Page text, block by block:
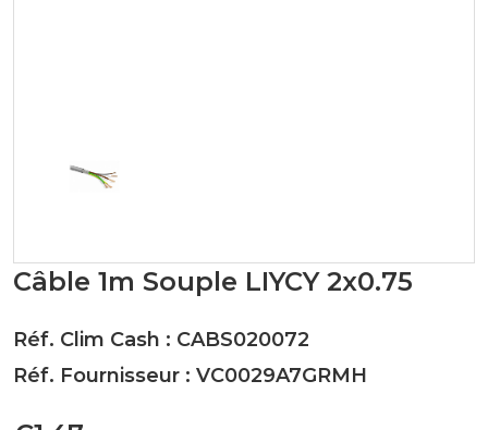
Câble 1m Souple LIYCY 2x0.75
Réf. Clim Cash : CABS020072
Réf. Fournisseur : VC0029A7GRMH